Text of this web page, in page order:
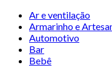
Ar e ventilação
Armarinho e
Automotivo
Bar
Bebê